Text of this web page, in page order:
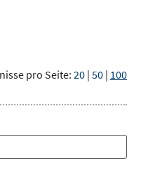
pro Seite:20 | 50 | 100